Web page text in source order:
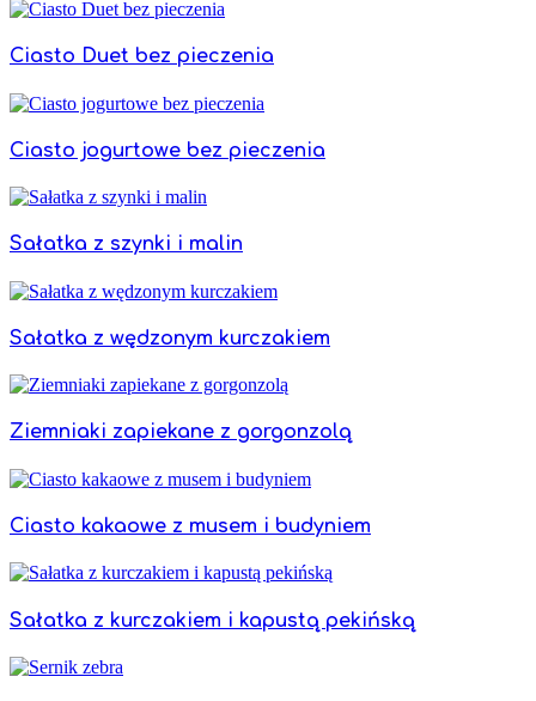
Ciasto Duet bez pieczenia
Ciasto jogurtowe bez pieczenia
Sałatka z szynki i malin
Sałatka z wędzonym kurczakiem
Ziemniaki zapiekane z gorgonzolą
Ciasto kakaowe z musem i budyniem
Sałatka z kurczakiem i kapustą pekińską